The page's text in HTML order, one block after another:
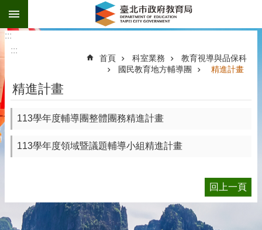
跳到主要內容區塊
:::
:::
首頁 科室業務
教育視導與品保科
國民教育地方輔導團
精進計畫
精進計畫
113學年度輔導團整體團務精進計畫
113學年度領域暨議題輔導小組精進計畫
回上一頁